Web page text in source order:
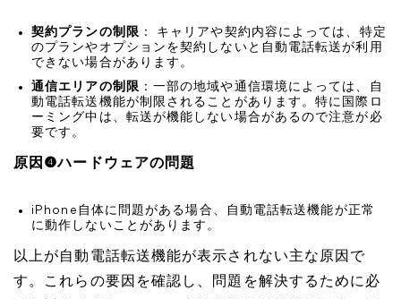
契約プランの制限： キャリアや契約内容によっては、特定
のプランやオプションを契約しないと自動電話転送が利用
できない場合があります。
通信エリアの制限：一部の地域や通信環境によっては、自
動電話転送機能が制限されることがあります。特に国際ロ
ーミング中は、転送が機能しない場合があるので注意が必
要です。
原因❹ハードウェアの問題
iPhone自体に問題がある場合、自動電話転送機能が正常
に動作しないことがあります。
以上が自動電話転送機能が表示されない主な原因で
す。これらの要因を確認し、問題を解決するために必